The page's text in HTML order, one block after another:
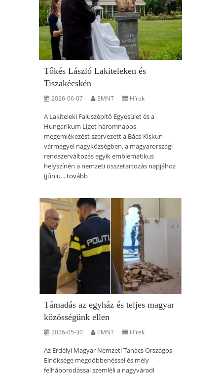
Tőkés László Lakiteleken és
Tiszakécskén
2026-06-07 EMNT Hírek
A Lakiteleki Faluszépítő Egyesület és a
Hungarikum Liget háromnapos
megemlékezést szervezett a Bács-Kiskun
vármegyei nagyközségben, a magyarországi
rendszerváltozás egyik emblematikus
helyszínén a nemzeti összetartozás napjához
(júniu...tovább
Támadás az egyház és teljes magyar
közösségünk ellen
2026-05-30 EMNT Hírek
Az Erdélyi Magyar Nemzeti Tanács Országos
Elnöksége megdöbbenéssel és mély
felháborodással szemléli a nagyváradi